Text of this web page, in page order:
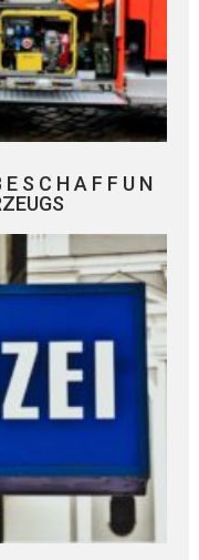
S C H A F F U N